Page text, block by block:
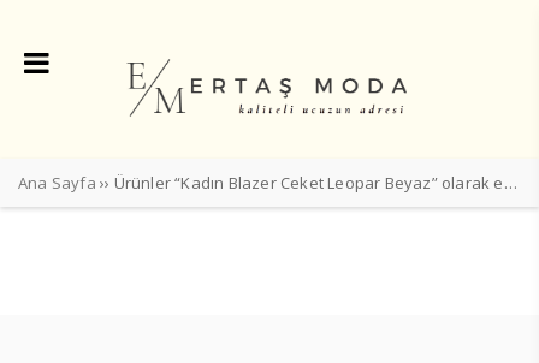
Ana Sayfa ›› Ürünler “Kadın Blazer Ceket Leopar Beyaz” olarak etiketlendi